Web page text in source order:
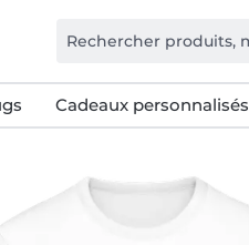
Cadeaux personnalisés